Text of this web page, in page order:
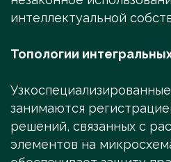
интеллектуальной
Топологии
занимаются
решений, связанных с
элементов на